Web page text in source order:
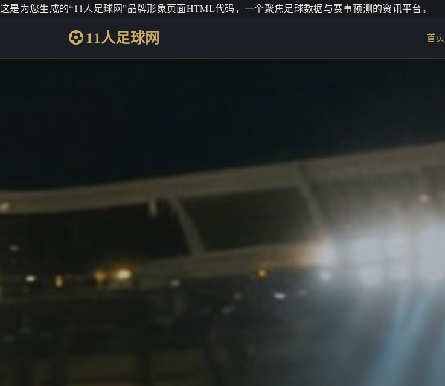
这是为您生成的“11人足球网”品牌形象页面HTML代码，一个聚焦足球数据与赛事预测的资讯平台。
11人足球网 首页